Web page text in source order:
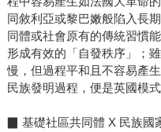
同敘利亞或黎巴嫩般陷入長
同體或社會原有的傳統習慣
形成有效的「自發秩序」；
慢，但過程平和且不容易產
民族發明過程，便是英國模
▉ 基礎社區共同體 X 民族國